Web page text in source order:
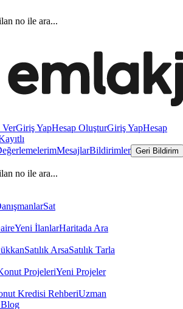
no ile ara...
VerGiriş YapHesap OluşturGiriş YapHesap
MesajlarBildirimler Geri Bildirim
no ile ara...
Sat
Yeni İlanlarHaritada Ara
Satılık ArsaSatılık Tarla
ProjeleriYeni Projeler
Kredisi RehberiUzman